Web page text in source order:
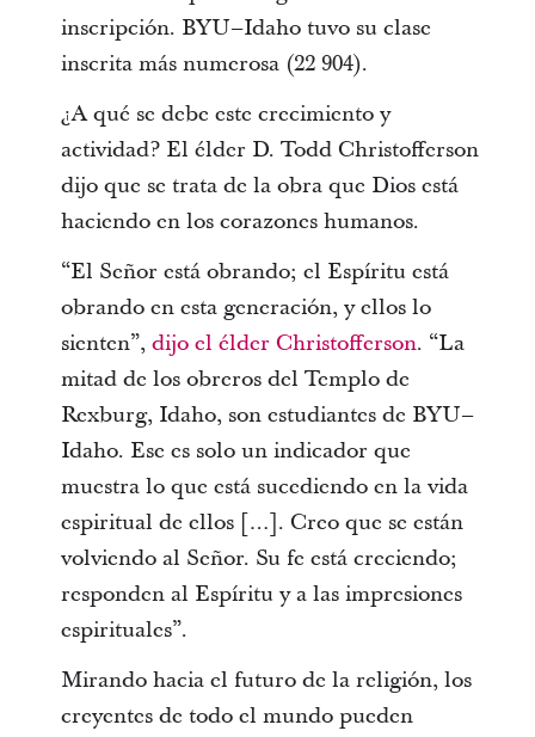
inscripción. BYU–Idaho tuvo su clase
inscrita más numerosa (22 904).
¿A qué se debe este crecimiento y
actividad? El élder D. Todd Christofferson
dijo que se trata de la obra que Dios está
haciendo en los corazones humanos.
“El Señor está obrando; el Espíritu está
obrando en esta generación, y ellos lo
sienten”, dijo el élder Christofferson. “La
mitad de los obreros del Templo de
Rexburg, Idaho, son estudiantes de BYU–
Idaho. Ese es solo un indicador que
muestra lo que está sucediendo en la vida
espiritual de ellos […]. Creo que se están
volviendo al Señor. Su fe está creciendo;
responden al Espíritu y a las impresiones
espirituales”.
Mirando hacia el futuro de la religión, los
creyentes de todo el mundo pueden